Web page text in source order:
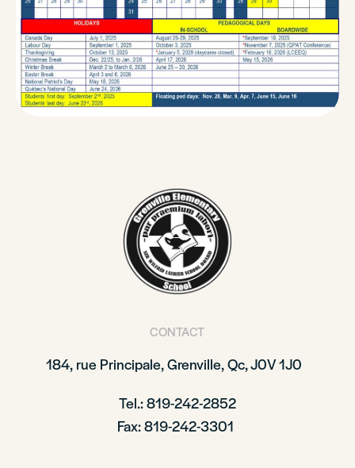
CONTACT
184, rue Principale,Grenville, Qc, J0V 1J0
Tel.: 819-242-2852
Fax: 819-242-3301